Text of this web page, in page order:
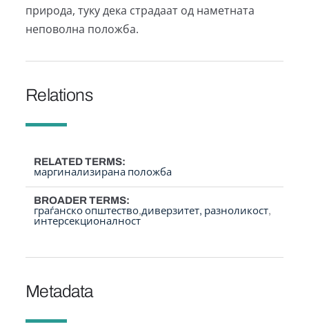
природа, туку дека страдаат од наметната
неповолна положба.
Relations
RELATED TERMS
маргинализирана положба
BROADER TERMS
граѓанско општество диверзитет, разноликост
интерсекционалност
Metadata